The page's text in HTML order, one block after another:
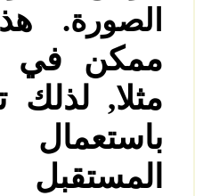
الصورة.
ممكن في
مثلا, لذلك
باستعمال